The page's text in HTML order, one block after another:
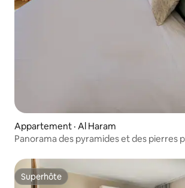
Appartement · Al Haram
Panorama des pyramides et des pierres
Superhôte
Superhôte